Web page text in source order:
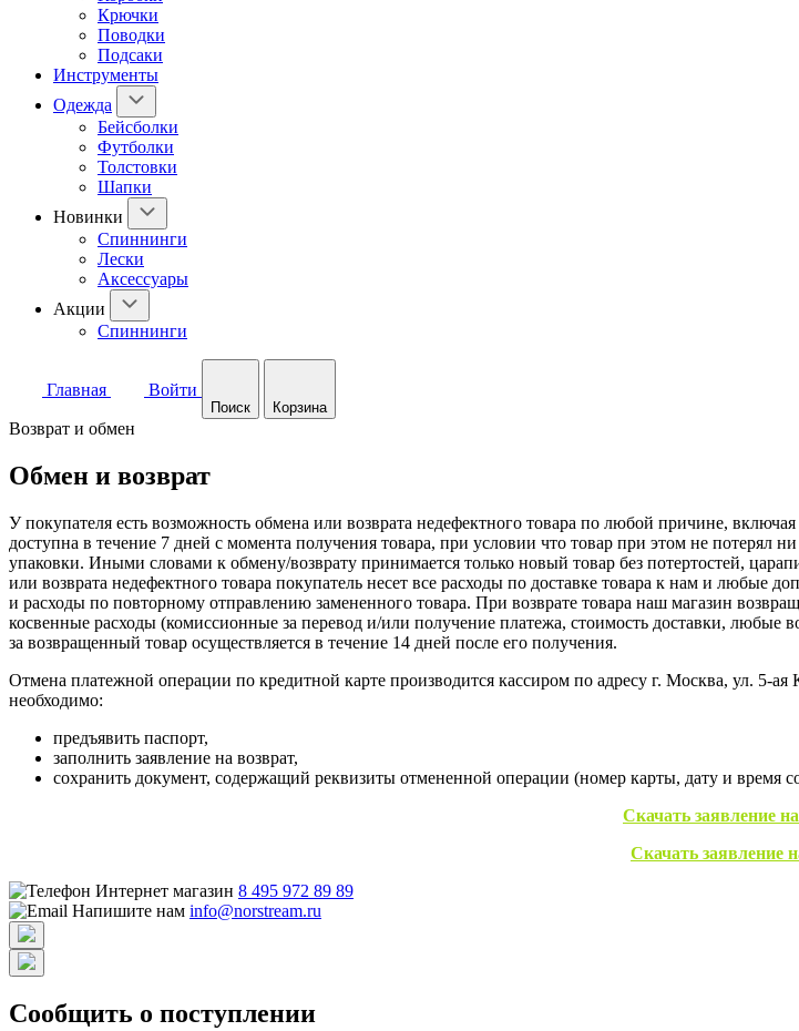
Крючки
Поводки
Подсаки
Инструменты
Одежда
Бейсболки
Футболки
Толстовки
Шапки
Новинки
Спиннинги
Лески
Аксессуары
Акции
Спиннинги
Главная Войти
Поиск Корзина
Возврат и обмен
Обмен и возврат
У покупателя есть возможность обмена или возврата недефектного товара по любой причине,
доступна в течение 7 дней с момента получения товара, при условии что товар при этом не потерял
упаковки. Иными словами к обмену/возврату принимается только новый товар без потертостей,
или возврата недефектного товара покупатель несет все расходы по доставке товара к нам и любые
и расходы по повторному отправлению замененного товара. При возврате товара наш магазин
косвенные расходы (комиссионные за перевод и/или получение платежа, стоимость доставки,
за возвращенный товар осуществляется в течение 14 дней после его получения.
Отмена платежной операции по кредитной карте производится кассиром по адресу г. Москва, ул.
необходимо:
предъявить паспорт,
заполнить заявление на возврат,
сохранить документ, содержащий реквизиты отмененной операции (номер карты, дату и
Скачать заявление
Скачать заявление
Интернет магазин 8 495 972 89 89
Напишите нам info@norstream.ru
Сообщить о поступлении